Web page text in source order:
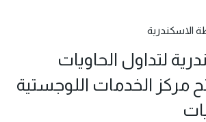
الاسكندرية
لتداول الحاويات
مركز الخدمات اللوجستية